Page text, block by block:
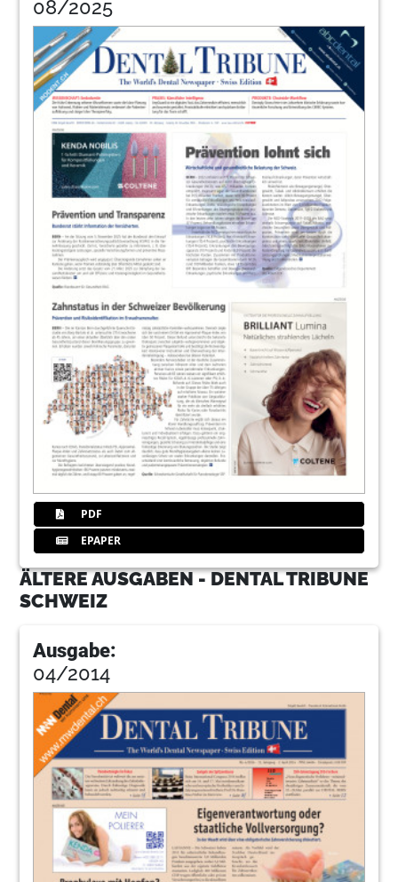
08/2025
PDF
EPAPER
ÄLTERE AUSGABEN - DENTAL TRIBUNE
SCHWEIZ
Ausgabe:
04/2014